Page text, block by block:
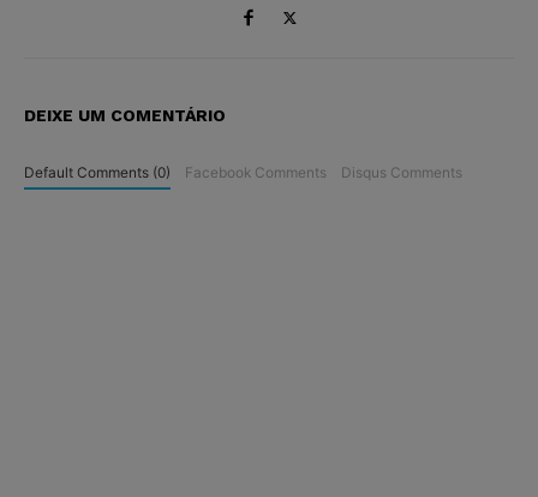
DEIXE UM COMENTÁRIO
Default Comments (0) Facebook Comments Disqus Comments